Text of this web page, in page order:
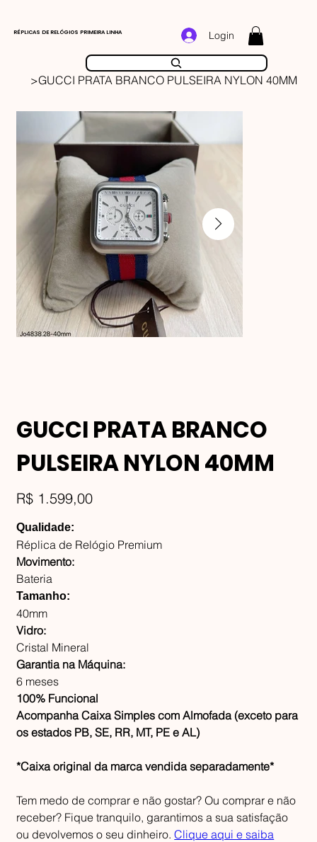
RÉPLICAS DE RELÓGIOS PRIMEIRA LINHA Login
>GUCCI PRATA BRANCO PULSEIRA NYLON 40MM
GUCCI PRATA BRANCO
PULSEIRA NYLON 40MM
Preço
R$ 1.599,00
Qualidade:
Réplica de Relógio Premium
Movimento:
Bateria
Tamanho:
40mm
Vidro:
Cristal Mineral
Garantia na Máquina:
6 meses
100% Funcional
Acompanha Caixa Simples com Almofada (exceto para
os estados PB, SE, RR, MT, PE e AL)
*Caixa original da marca vendida separadamente*
Tem medo de comprar e não gostar? Ou comprar e não
receber? Fique tranquilo, garantimos a sua satisfação
ou devolvemos o seu dinheiro.Clique aqui e saiba